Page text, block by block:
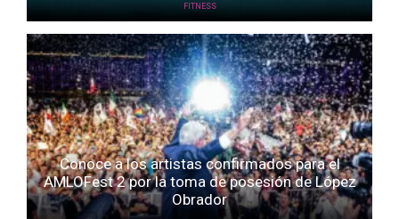
FITNESS
Conoce a los artistas confirmados para el
AMLOFest 2 por la toma de posesión de López
Obrador